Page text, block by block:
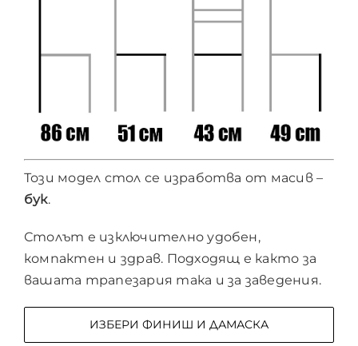
Този модел стол се изработва от масив –
бук.
Столът е изключително удобен,
компактен и здрав. Подходящ е както за
вашата трапезария така и за заведения.
ИЗБЕРИ ФИНИШ И ДАМАСКА